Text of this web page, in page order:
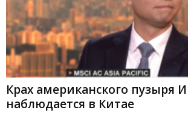
Крах американского пузыря
наблюдается в Китае